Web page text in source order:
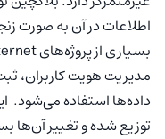
اطلاعات در آن به صورت
مدیریت هویت کاربران،
داده‌ها استفاده می‌شود.
توزیع شده و تغییر آن‌ها